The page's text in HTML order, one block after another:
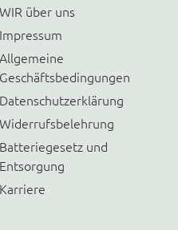
WIR über uns
Impressum
Allgemeine
Geschäftsbedingungen
Datenschutzerklärung
Widerrufsbelehrung
Batteriegesetz und
Entsorgung
Karriere